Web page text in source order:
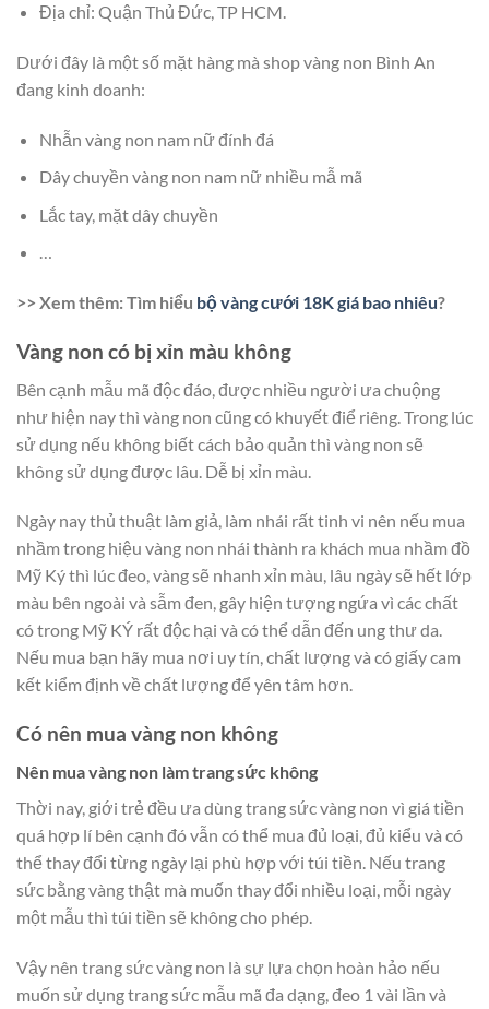
Địa chỉ: Quận Thủ Đức, TP HCM.
Dưới đây là một số mặt hàng mà shop vàng non Bình An
đang kinh doanh:
Nhẫn vàng non nam nữ đính đá
Dây chuyền vàng non nam nữ nhiều mẫ mã
Lắc tay, mặt dây chuyền
…
>> Xem thêm: Tìm hiểu bộ vàng cưới 18K giá bao nhiêu?
Vàng non có bị xỉn màu không
Bên cạnh mẫu mã độc đáo, được nhiều người ưa chuộng
như hiện nay thì vàng non cũng có khuyết điể riêng. Trong lúc
sử dụng nếu không biết cách bảo quản thì vàng non sẽ
không sử dụng được lâu. Dễ bị xỉn màu.
Ngày nay thủ thuật làm giả, làm nhái rất tinh vi nên nếu mua
nhầm trong hiệu vàng non nhái thành ra khách mua nhầm đồ
Mỹ Ký thì lúc đeo, vàng sẽ nhanh xỉn màu, lâu ngày sẽ hết lớp
màu bên ngoài và sẫm đen, gây hiện tượng ngứa vì các chất
có trong Mỹ KÝ rất độc hại và có thể dẫn đến ung thư da.
Nếu mua bạn hãy mua nơi uy tín, chất lượng và có giấy cam
kết kiểm định về chất lượng để yên tâm hơn.
Có nên mua vàng non không
Nên mua vàng non làm trang sức không
Thời nay, giới trẻ đều ưa dùng trang sức vàng non vì giá tiền
quá hợp lí bên cạnh đó vẫn có thể mua đủ loại, đủ kiểu và có
thể thay đổi từng ngày lại phù hợp với túi tiền. Nếu trang
sức bằng vàng thật mà muốn thay đổi nhiều loại, mỗi ngày
một mẫu thì túi tiền sẽ không cho phép.
Vậy nên trang sức vàng non là sự lựa chọn hoàn hảo nếu
muốn sử dụng trang sức mẫu mã đa dạng, đeo 1 vài lần và